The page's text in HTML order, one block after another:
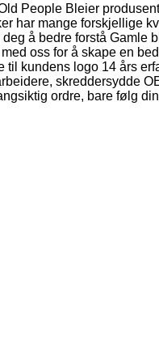
People Bleier
har mange forskjellige
å bedre forstå Gamle
oss ​​for å skape en
til kundens logo 14 års
skreddersydde
ordre, bare følg